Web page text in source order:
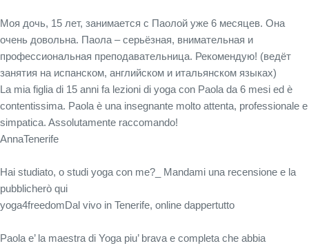
Моя дочь, 15 лет, занимается с Паолой уже 6 месяцев. Она
очень довольна. Паола – серьёзная, внимательная и
профессиональная преподавательница. Рекомендую! (ведёт
занятия на испанском, английском и итальянском языках)
La mia figlia di 15 anni fa lezioni di yoga con Paola da 6 mesi ed è
contentissima. Paola è una insegnante molto attenta, professionale e
simpatica. Assolutamente raccomando!
AnnaTenerife
Hai studiato, o studi yoga con me?_ Mandami una recensione e la
pubblicherò qui
yoga4freedomDal vivo in Tenerife, online dappertutto
Paola e’ la maestra di Yoga piu’ brava e completa che abbia